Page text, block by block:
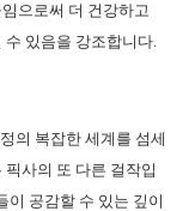
으로써 더 건강하고
수 있음을 강조합니다.
의 복잡한 세계를 섬세
사의 또 다른 걸작입
이 공감할 수 있는 깊이